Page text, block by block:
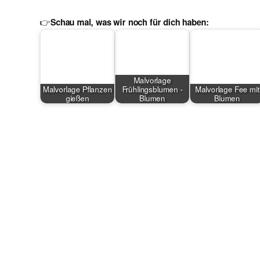
👉Schau mal, was wir noch für dich haben:
Malvorlage Pflanzen
gießen
Malvorlage
Frühlingsblumen -
Blumen
Malvorlage Fee mit
Blumen